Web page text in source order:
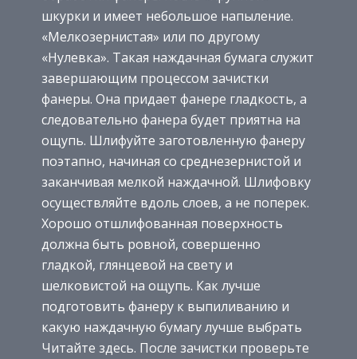
шкурки и имеет небольшое напыление.
«Мелкозернистая» или по другому
«Нулевка». Такая наждачная бумага служит
завершающим процессом зачистки
фанеры. Она придает фанере гладкость, а
следовательно фанера будет приятна на
ощупь. Шлифуйте заготовленную фанеру
поэтапно, начиная со среднезернистой и
заканчивая мелкой наждачной. Шлифовку
осуществляйте вдоль слоев, а не поперек.
Хорошо отшлифованная поверхность
должна быть ровной, совершенно
гладкой, глянцевой на свету и
шелковистой на ощупь. Как лучше
подготовить фанеру к выпиливанию и
какую наждачную бумагу лучше выбрать
Читайте здесь. После зачистки проверьте